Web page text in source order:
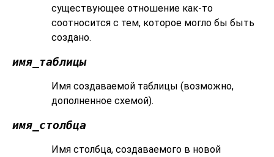
существующее отношение как-то
соотносится с тем, которое могло бы быть
создано.
имя_таблицы
Имя создаваемой таблицы (возможно,
дополненное схемой).
имя_столбца
Имя столбца, создаваемого в новой